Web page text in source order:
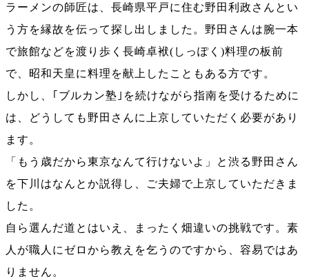
ラーメンの師匠は、長崎県平戸に住む野田利政さんとい
う方を縁故を伝って探し出しました。野田さんは腕一本
で旅館などを渡り歩く長崎卓袱(しっぽく)料理の板前
で、昭和天皇に料理を献上したこともある方です。
しかし、｢ブルカン塾｣を続けながら指南を受けるために
は、どうしても野田さんに上京していただく必要があり
ます。
「もう歳だから東京なんて行けないよ」と渋る野田さん
を下川はなんとか説得し、ご夫婦で上京していただきま
した。
自ら選んだ道とはいえ、まったく畑違いの挑戦です。素
人が職人にゼロから教えを乞うのですから、容易ではあ
りません。